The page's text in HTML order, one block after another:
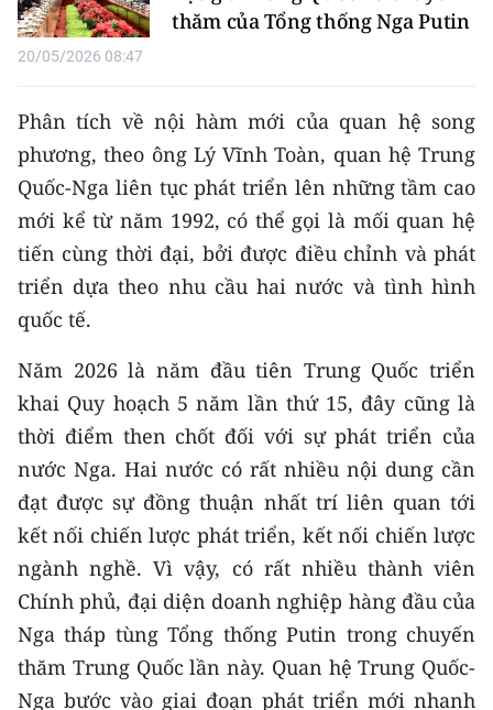
Nguyên
Đông Nam Bộ
Đồng bằng sông Cửu Long
Chuyên trang Hà Nội
Chuyên trang TP. Hồ Chí Minh
CHUYÊN ĐỀ
CÁC CHUYÊN TRANG
THỜI NAY
NHÂN DÂN CUỐI TUẦN
NHÂN DÂN HẰNG THÁNG
MUA BÁO
ĐỌC BÁO IN
thăm của Tổng thống Nga Putin
20/05/2026 08:47
Phân tích về nội hàm mới của quan hệ song
phương, theo ông Lý Vĩnh Toàn, quan hệ Trung
Quốc-Nga liên tục phát triển lên những tầm cao
mới kể từ năm 1992, có thể gọi là mối quan hệ
tiến cùng thời đại, bởi được điều chỉnh và phát
triển dựa theo nhu cầu hai nước và tình hình
quốc tế.
Năm 2026 là năm đầu tiên Trung Quốc triển
khai Quy hoạch 5 năm lần thứ 15, đây cũng là
thời điểm then chốt đối với sự phát triển của
nước Nga. Hai nước có rất nhiều nội dung cần
đạt được sự đồng thuận nhất trí liên quan tới
kết nối chiến lược phát triển, kết nối chiến lược
ngành nghề. Vì vậy, có rất nhiều thành viên
Chính phủ, đại diện doanh nghiệp hàng đầu của
Nga tháp tùng Tổng thống Putin trong chuyến
thăm Trung Quốc lần này. Quan hệ Trung Quốc-
Nga bước vào giai đoạn phát triển mới nhanh